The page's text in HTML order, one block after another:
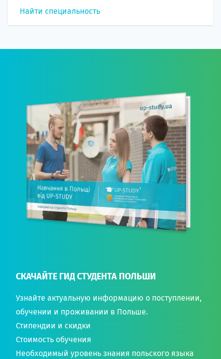
Найти специальность
СКАЧАЙТЕ ГИД СТУДЕНТА ПОЛЬШИ
Узнайте актуальную информацию о поступлении,
обучении и проживании в Польше.
Стипендии и скидки
Стоимость обучения
Необходимый уровень знания польского языка